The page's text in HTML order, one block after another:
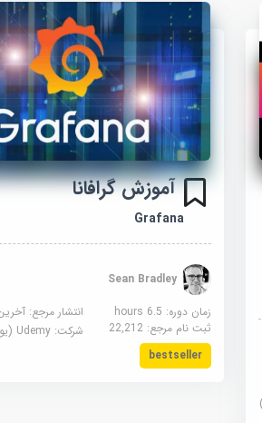
آموزش گرافانا
Grafana
Sean Bradley
زمان دوره: 6.5 hours
انتشار مرجع:
ثبت نام مرجع:22,212 شرکت: Udemy (یودمی)
bestseller